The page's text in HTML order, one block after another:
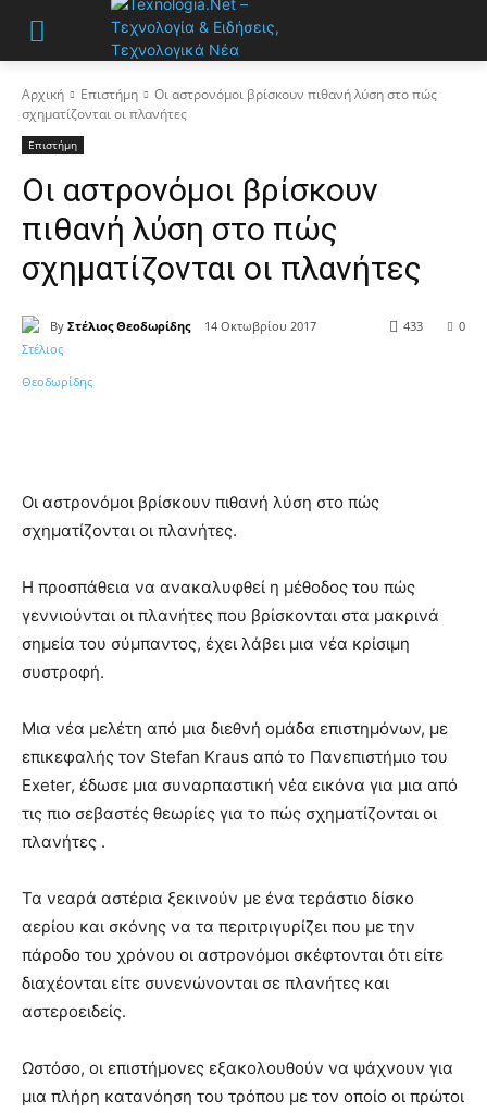
Αρχική Επιστήμη
Οι αστρονόμοι βρίσκουν πιθανή λύση στο πώς
σχηματίζονται οι πλανήτες
Επιστήμη
Οι αστρονόμοι βρίσκουν
πιθανή λύση στο πώς
σχηματίζονται οι πλανήτες
By Στέλιος Θεοδωρίδης 14 Οκτωβρίου 2017 0
433
Οι αστρονόμοι βρίσκουν πιθανή λύση στο πώς
σχηματίζονται οι πλανήτες.
Η προσπάθεια να ανακαλυφθεί η μέθοδος του πώς
γεννιούνται οι πλανήτες που βρίσκονται στα μακρινά
σημεία του σύμπαντος, έχει λάβει μια νέα κρίσιμη
συστροφή.
Μια νέα μελέτη από μια διεθνή ομάδα επιστημόνων, με
επικεφαλής τον Stefan Kraus από το Πανεπιστήμιο του
Exeter, έδωσε μια συναρπαστική νέα εικόνα για μια από
τις πιο σεβαστές θεωρίες για το πώς σχηματίζονται οι
πλανήτες .
Τα νεαρά αστέρια ξεκινούν με ένα τεράστιο δίσκο
αερίου και σκόνης να τα περιτριγυρίζει που με την
πάροδο του χρόνου οι αστρονόμοι σκέφτονται ότι είτε
διαχέονται είτε συνενώνονται σε πλανήτες και
αστεροειδείς.
Ωστόσο, οι επιστήμονες εξακολουθούν να ψάχνουν για
μια πλήρη κατανόηση του τρόπου με τον οποίο οι πρώτοι